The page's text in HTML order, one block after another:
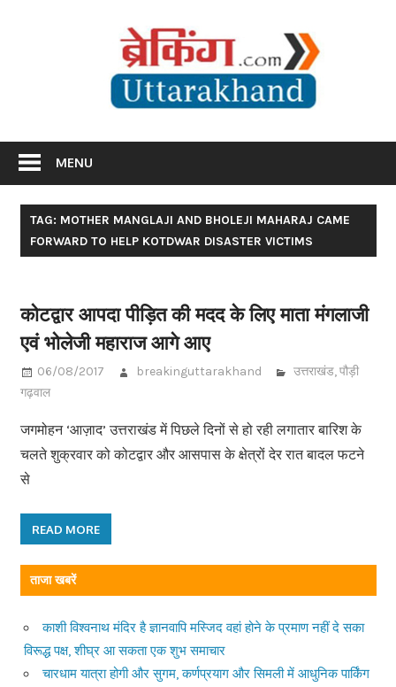
MENU
TAG: MOTHER MANGLAJI AND BHOLEJI MAHARAJ CAME
FORWARD TO HELP KOTDWAR DISASTER VICTIMS
कोटद्वार आपदा पीड़ित की मदद के लिए माता मंगलाजी
एवं भोलेजी महाराज आगे आए
06/08/2017 breakinguttarakhand उत्तराखंड,पौड़ी
गढ़वाल
जगमोहन ‘आज़ाद’ उत्तराखंड में पिछले दिनों से हो रही लगातार बारिश के
चलते शुक्रवार को कोटद्वार और आसपास के क्षेत्रों देर रात बादल फटने
से
READ MORE
ताजा खबरें
काशी विश्वनाथ मंदिर है ज्ञानवापि मस्जिद वहां होने के प्रमाण नहीं दे सका
विरूद्ध पक्ष, शीघ्र आ सकता एक शुभ समाचार
चारधाम यात्रा होगी और सुगम, कर्णप्रयाग और सिमली में आधुनिक पार्किंग